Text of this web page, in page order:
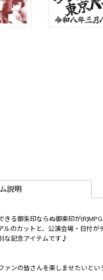
説明
る御朱印ならぬ御楽印が
ルのカットと、公演会場・日付
な記念アイテムです♪
ァンの皆さんを楽しませたいと